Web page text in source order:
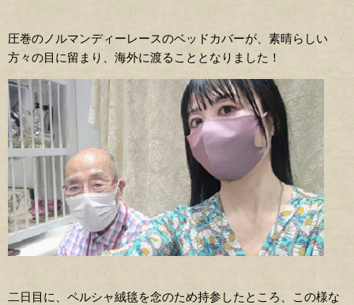
圧巻のノルマンディーレースのベッドカバーが、素晴らしい
方々の目に留まり、海外に渡ることとなりました！
二日目に、ペルシャ絨毯を念のため持参したところ、この様な